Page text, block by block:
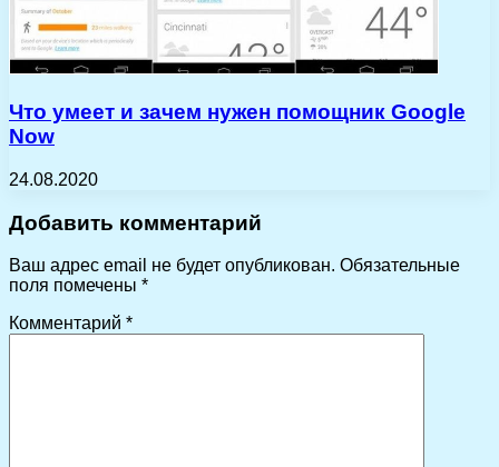
Что умеет и зачем нужен помощник Google
Now
24.08.2020
Добавить комментарий
Ваш адрес email не будет опубликован. Обязательные
поля помечены *
Комментарий *